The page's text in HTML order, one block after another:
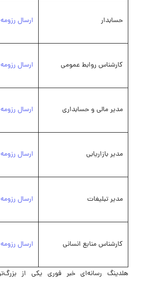
حسابدار ارسال
کارشناس روابط عمومی ارسال
مدیر مالی و حسابداری ارسال
مدیر بازاریابی ارسال
مدیر تبلیغات ارسال
کارشناس منابع انسانی ارسال
هلدینگ رسانه‌ای خبر فوری یکی از